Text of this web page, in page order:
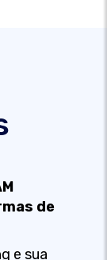
de
e sua